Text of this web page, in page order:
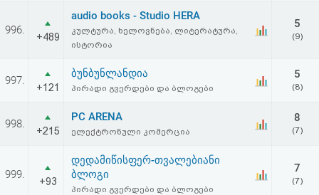
996.
+489
audio books - Studio HERA
კულტურა, ხელოვნება, ლიტერატურა,
ისტორია
5
(9)
997.
+121
ბუნბუნლანდია
პირადი გვერდები და ბლოგები
5
(8)
998.
+215
PC ARENA
ელექტრონული კომერცია
8
(7)
999.
+93
დედამიწისფერ-თვალებიანი
ბლოგი
პირადი გვერდები და ბლოგები
7
(7)